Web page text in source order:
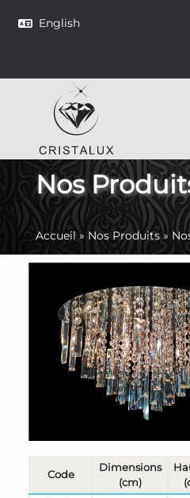
English
Nos
Accueil» Nos Produits»
Code
Dimensions
(cm)